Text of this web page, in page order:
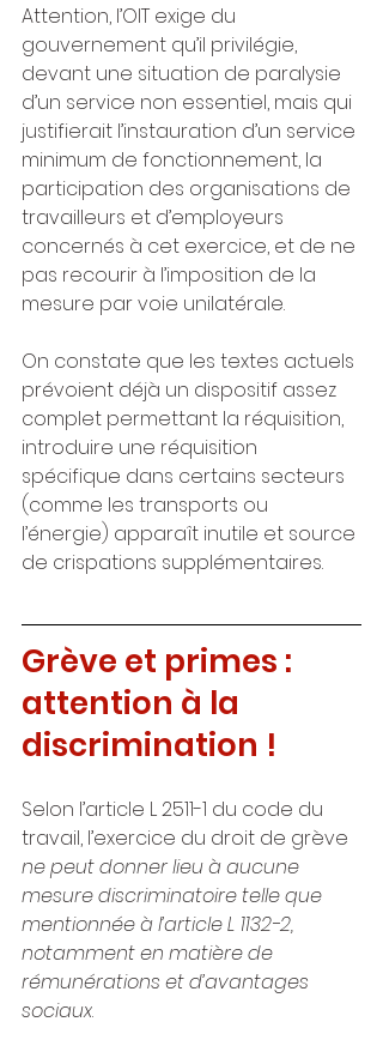
Attention, l’OIT exige du
gouvernement qu’il privilégie,
devant une situation de paralysie
d’un service non essentiel, mais qui
justifierait l’instauration d’un service
minimum de fonctionnement, la
participation des organisations de
travailleurs et d’employeurs
concernés à cet exercice, et de ne
pas recourir à l’imposition de la
mesure par voie unilatérale.
On constate que les textes actuels
prévoient déjà un dispositif assez
complet permettant la réquisition,
introduire une réquisition
spécifique dans certains secteurs
(comme les transports ou
l’énergie) apparaît inutile et source
de crispations supplémentaires.
Grève et primes :
attention à la
discrimination !
Selon l’article L 2511-1 du code du
travail, l’exercice du droit de grève
ne peut donner lieu à aucune
mesure discriminatoire telle que
mentionnée à l’article L 1132-2,
notamment en matière de
rémunérations et d’avantages
sociaux.